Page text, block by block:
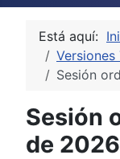
Está aquí:
Sesión
Sesión
de 2026